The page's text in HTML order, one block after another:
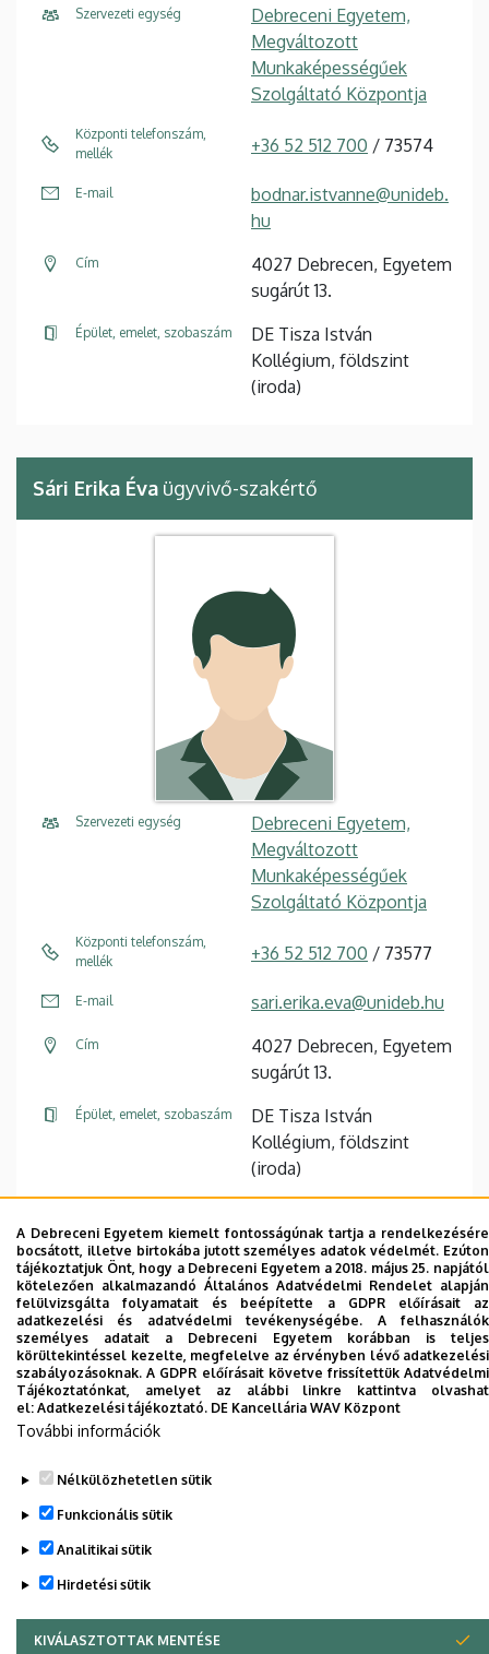
Szervezeti egység
Debreceni Egyetem,
Megváltozott
Munkaképességűek
Szolgáltató Központja
Központi telefonszám,
mellék
+36 52 512 700 / 73574
E-mail
bodnar.istvanne@unideb.
hu
Cím
4027 Debrecen, Egyetem
sugárút 13.
Épület, emelet, szobaszám
DE Tisza István
Kollégium, földszint
(iroda)
Sári Erika Éva ügyvivő-szakértő
Szervezeti egység
Debreceni Egyetem,
Megváltozott
Munkaképességűek
Szolgáltató Központja
Központi telefonszám,
mellék
+36 52 512 700 / 73577
E-mail sari.erika.eva@unideb.hu
Cím
4027 Debrecen, Egyetem
sugárút 13.
Épület, emelet, szobaszám
DE Tisza István
Kollégium, földszint
(iroda)
Dolgozói adatmódosítás igénylése a DE
telefonkönyvében| Külső személyek rögzítése a
DE telefonkönyvében|Súgó|Hibabejelentés
Szerzői jog © 2026 Unideb
A Debreceni Egyetem kiemelt fontosságúnak tartja a rendelkezésére
bocsátott, illetve birtokába jutott személyes adatok védelmét. Ezúton
tájékoztatjuk Önt, hogy a Debreceni Egyetem a 2018. május 25. napjától
kötelezően alkalmazandó Általános Adatvédelmi Rendelet alapján
felülvizsgálta folyamatait és beépítette a GDPR előírásait az
adatkezelési és adatvédelmi tevékenységébe. A felhasználók
személyes adatait a Debreceni Egyetem korábban is teljes
körültekintéssel kezelte, megfelelve az érvényben lévő adatkezelési
szabályozásoknak. A GDPR előírásait követve frissítettük Adatvédelmi
Tájékoztatónkat, amelyet az alábbi linkre kattintva olvashat
el: Adatkezelési tájékoztató. DE Kancellária WAV Központ
További információk
Nélkülözhetetlen sütik
Funkcionális sütik
Analitikai sütik
Hirdetési sütik
KIVÁLASZTOTTAK MENTÉSE
WITHDRAW CONSENT